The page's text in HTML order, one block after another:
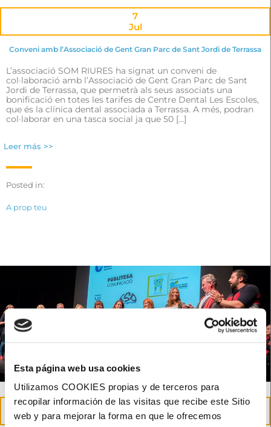
Esta página web usa cookies
Utilizamos COOKIES propias y de terceros para
recopilar información de las visitas que recibe este Sitio
web y para mejorar la forma en que le ofrecemos
7
Jul
Conveni amb l’Associació de Gent Gran Parc de Sant Jordi de Terrassa
L’associació SOM RIURES ha signat un conveni de
col·laboració amb l’Associació de Gent Gran Parc de Sant
Jordi de Terrassa, que permetrà als seus associats una
bonificació en totes les tarifes de Centre Dental Les Escoles,
que és la clínica dental associada a Terrassa. A més, podran
col·laborar en una tasca social ja que 50 […]
Leer más >>
Posted in:
A prop teu
23
May